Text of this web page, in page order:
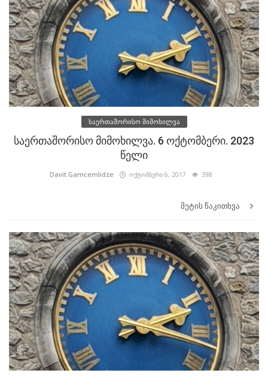
საერთაშორისო მიმოხილვა
საერთაშორისო მიმოხილვა. 6 ოქტომბერი. 2023
წელი
Davit.Gamcemlidze ოქტომბერი 6, 2017 398
მეტის წაკითხვა